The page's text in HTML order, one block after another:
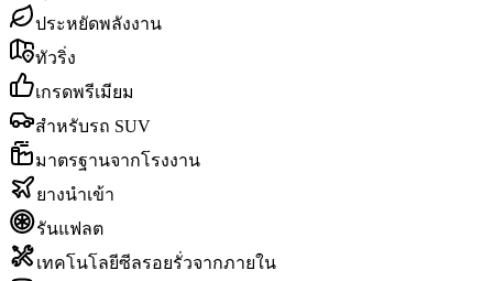
ประหยัดพลังงาน
ทัวริ่ง
เกรดพรีเมียม
สำหรับรถ SUV
มาตรฐานจากโรงงาน
ยางนำเข้า
รันแฟลต
เทคโนโลยีซีลรอยรั่วจากภายใน